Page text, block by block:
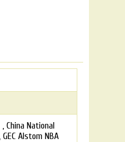
China National
GEC Alstom NBA